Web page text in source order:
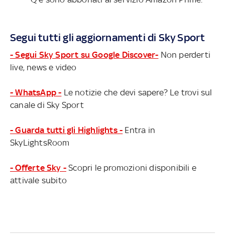
Segui tutti gli aggiornamenti di Sky Sport
- Segui Sky Sport su Google Discover- Non perderti
live, news e video
- WhatsApp - Le notizie che devi sapere? Le trovi sul
canale di Sky Sport
- Guarda tutti gli Highlights - Entra in
SkyLightsRoom
- Offerte Sky - Scopri le promozioni disponibili e
attivale subito